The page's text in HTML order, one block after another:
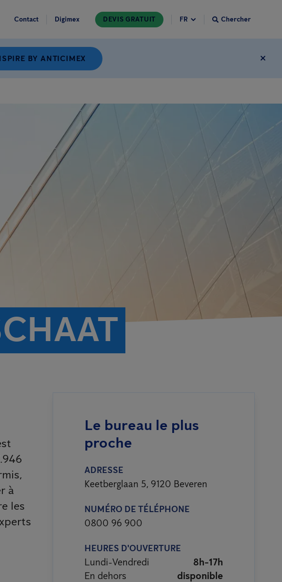
Contact Digimex DEVIS GRATUIT Chercher
BY ANTICIMEX
à
les
Le bureau le plus
proche
ADRESSE
Keetberglaan 5, 9120 Beveren
NUMÉRO DE TÉLÉPHONE
0800 96 900
HEURES D'OUVERTURE
Lundi-Vendredi
8h-17h
En dehors
disponible